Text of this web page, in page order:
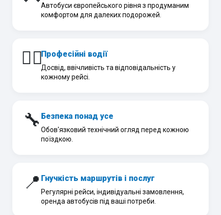
Автобуси європейського рівня з продуманим
комфортом для далеких подорожей.
👨‍✈️Професійні водії
Досвід, ввічливість та відповідальність у
кожному рейсі.
🔧 Безпека понад усе
Обов'язковий технічний огляд перед кожною
поїздкою.
📍 Гнучкість маршрутів і послуг
Регулярні рейси, індивідуальні замовлення,
оренда автобусів під ваші потреби.